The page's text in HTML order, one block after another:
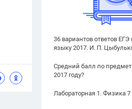
36 вариантов ответов ЕГЭ
языку 2017. И. П.
Средний балл по
2017 году?
Лабораторная 1. Физика 7